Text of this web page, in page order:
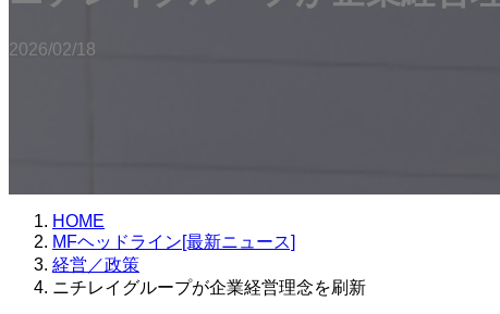
2026/02/18
HOME
MFヘッドライン[最新ニュース]
経営／政策
ニチレイグループが企業経営理念を刷新